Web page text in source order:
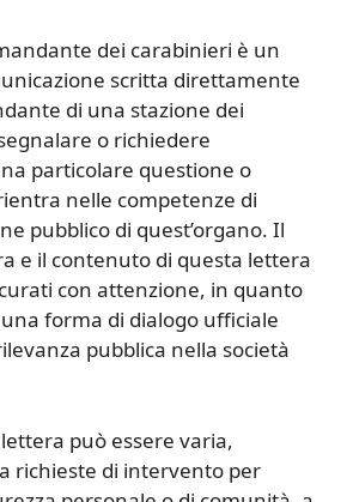
dei carabinieri è un
scritta direttamente
di una stazione dei
o richiedere
particolare questione o
nelle competenze di
pubblico di quest’organo. Il
e il contenuto di questa lettera
con attenzione, in quanto
forma di dialogo ufficiale
pubblica nella società
può essere varia,
richieste di intervento per